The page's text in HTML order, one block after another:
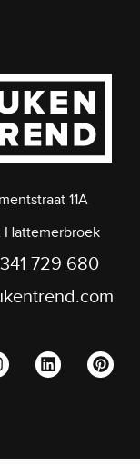
11A
Hattemerbroek
729 680